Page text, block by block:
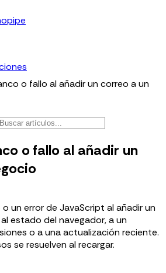
o fallo al añadir un correo a un
o fallo al añadir un
un error de JavaScript al añadir un
estado del navegador, a un
o a una actualización reciente.
se resuelven al recargar.